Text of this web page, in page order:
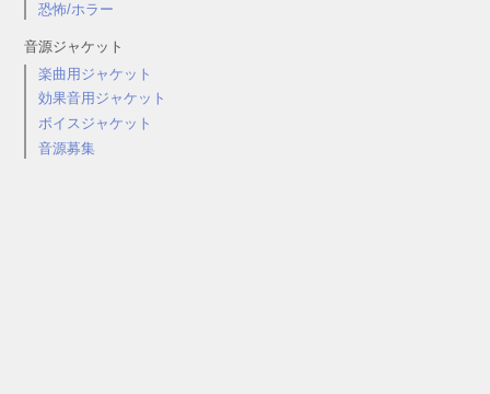
恐怖/ホラー
音源ジャケット
楽曲用ジャケット
効果音用ジャケット
ボイスジャケット
音源募集